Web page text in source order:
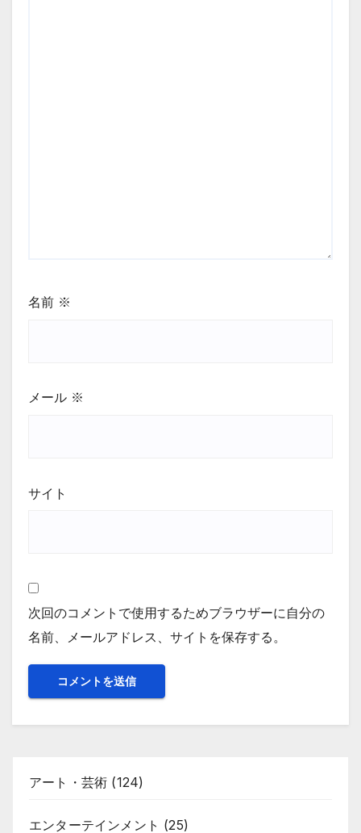
名前 ※
メール ※
サイト
次回のコメントで使用するためブラウザーに自分の
名前、メールアドレス、サイトを保存する。
アート・芸術 (124)
エンターテインメント (25)